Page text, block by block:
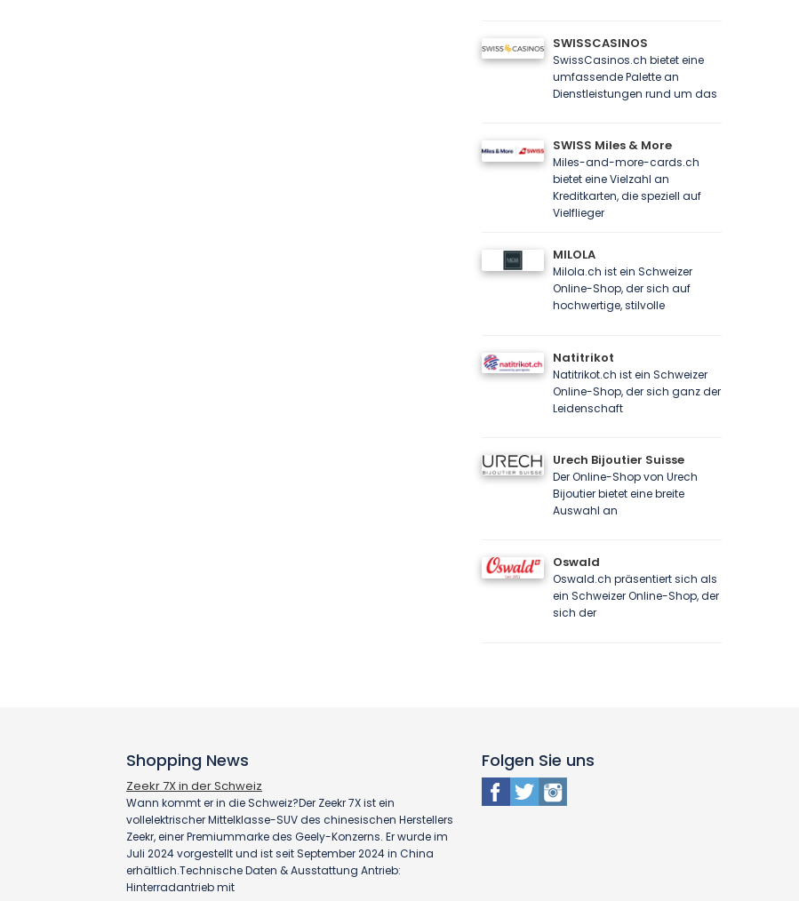
SWISSCASINOS
SwissCasinos.ch bietet eine
umfassende Palette an
Dienstleistungen rund um das
SWISS Miles & More
Miles-and-more-cards.ch
bietet eine Vielzahl an
Kreditkarten, die speziell auf
Vielflieger
MILOLA
Milola.ch ist ein Schweizer
Online-Shop, der sich auf
hochwertige, stilvolle
Natitrikot
Natitrikot.ch ist ein Schweizer
Online-Shop, der sich ganz der
Leidenschaft
Urech Bijoutier Suisse
Der Online-Shop von Urech
Bijoutier bietet eine breite
Auswahl an
Oswald
Oswald.ch präsentiert sich als
ein Schweizer Online-Shop, der
sich der
Shopping News
Zeekr 7X in der Schweiz
Wann kommt er in die Schweiz?Der Zeekr 7X ist ein
vollelektrischer Mittelklasse-SUV des chinesischen Herstellers
Zeekr, einer Premiummarke des Geely-Konzerns. Er wurde im
Juli 2024 vorgestellt und ist seit September 2024 in China
erhältlich.Technische Daten & Ausstattung Antrieb:
Hinterradantrieb mit
Folgen Sie uns